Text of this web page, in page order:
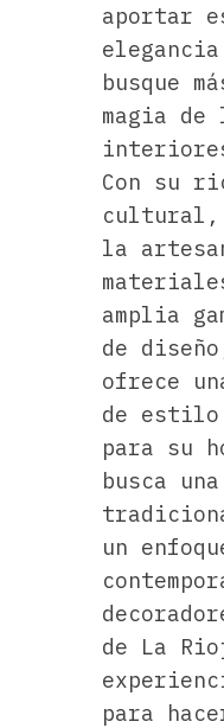
aportar
busque
magia de
Con su
cultural,
la
amplia
de
ofrece
de estilo
para su
busca
un
de La
para